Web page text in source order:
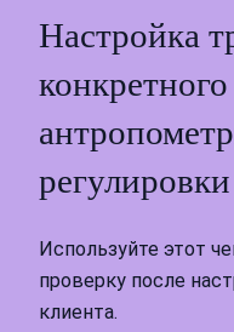
Настройка
регулировки
Используйте этот
проверку после
клиента.